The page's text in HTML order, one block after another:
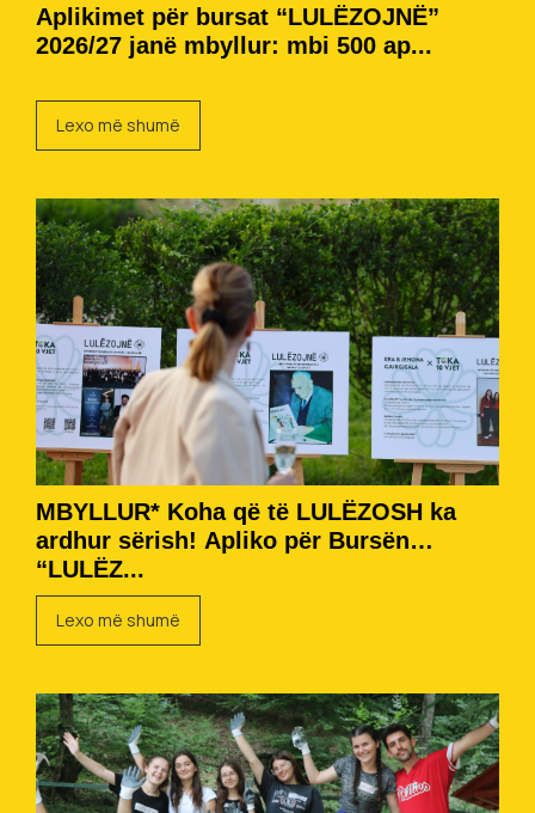
Aplikimet për bursat “LULËZOJNË”
2026/27 janë mbyllur: mbi 500 ap...
Lexo më shumë
MBYLLUR* Koha që të LULËZOSH ka
ardhur sërish! Apliko për Bursën
“LULËZ...
Lexo më shumë